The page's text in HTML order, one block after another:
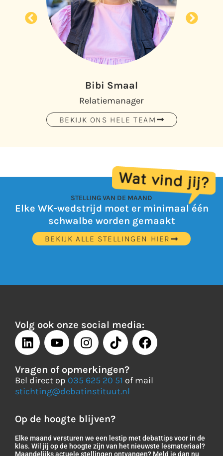
Bibi Smaal
Relatiemanager
BEKIJK ONS HELE TEAM
STELLING VAN DE MAAND
Elke WK-wedstrijd moet er minimaal één
schwalbe worden gemaakt
BEKIJK ALLE STELLINGEN HIER
Volg ook onze social media:
Vragen of opmerkingen?
Bel direct op 035 625 20 51 of mail
stichting@debatinstituut.nl
Op de hoogte blijven?
Elke maand versturen we een lestip met debattips voor in de
klas. Wil jij op de hoogte zijn van het nieuwste lesmateriaal?
Maandelijks actuele stellingen ontvangen? Meld je dan nu